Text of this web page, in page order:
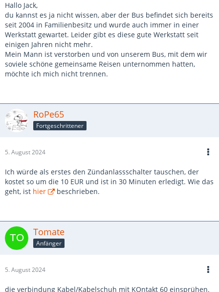
Hallo Jack,
du kannst es ja nicht wissen, aber der Bus befindet sich bereits
seit 2004 in Familienbesitz und wurde auch immer in einer
Werkstatt gewartet. Leider gibt es diese gute Werkstatt seit
einigen Jahren nicht mehr.
Mein Mann ist verstorben und von unserem Bus, mit dem wir
soviele schöne gemeinsame Reisen unternommen hatten,
möchte ich mich nicht trennen.
RoPe65
Fortgeschrittener
5. August 2024
Ich würde als erstes den Zündanlassschalter tauschen, der
kostet so um die 10 EUR und ist in 30 Minuten erledigt. Wie das
geht, ist hier beschrieben.
Tomate
Anfänger
5. August 2024
die verbindung Kabel/Kabelschuh mit KOntakt 60 einsprühen.